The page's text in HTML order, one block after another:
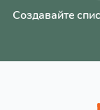
Создавайте